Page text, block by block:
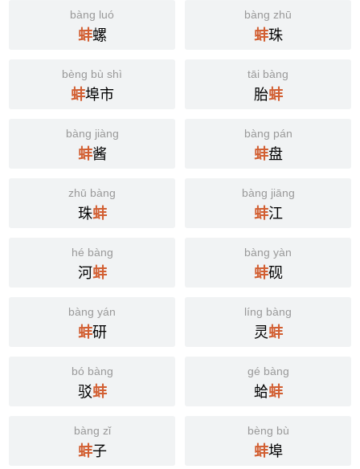
bàng luó
蚌螺
bàng zhū
蚌珠
bèng bù shì
蚌埠市
tāi bàng
胎蚌
bàng jiàng
蚌酱
bàng pán
蚌盘
zhū bàng
珠蚌
bàng jiāng
蚌江
hé bàng
河蚌
bàng yàn
蚌砚
bàng yán
蚌研
líng bàng
灵蚌
bó bàng
驳蚌
gé bàng
蛤蚌
bàng zǐ
蚌子
bèng bù
蚌埠